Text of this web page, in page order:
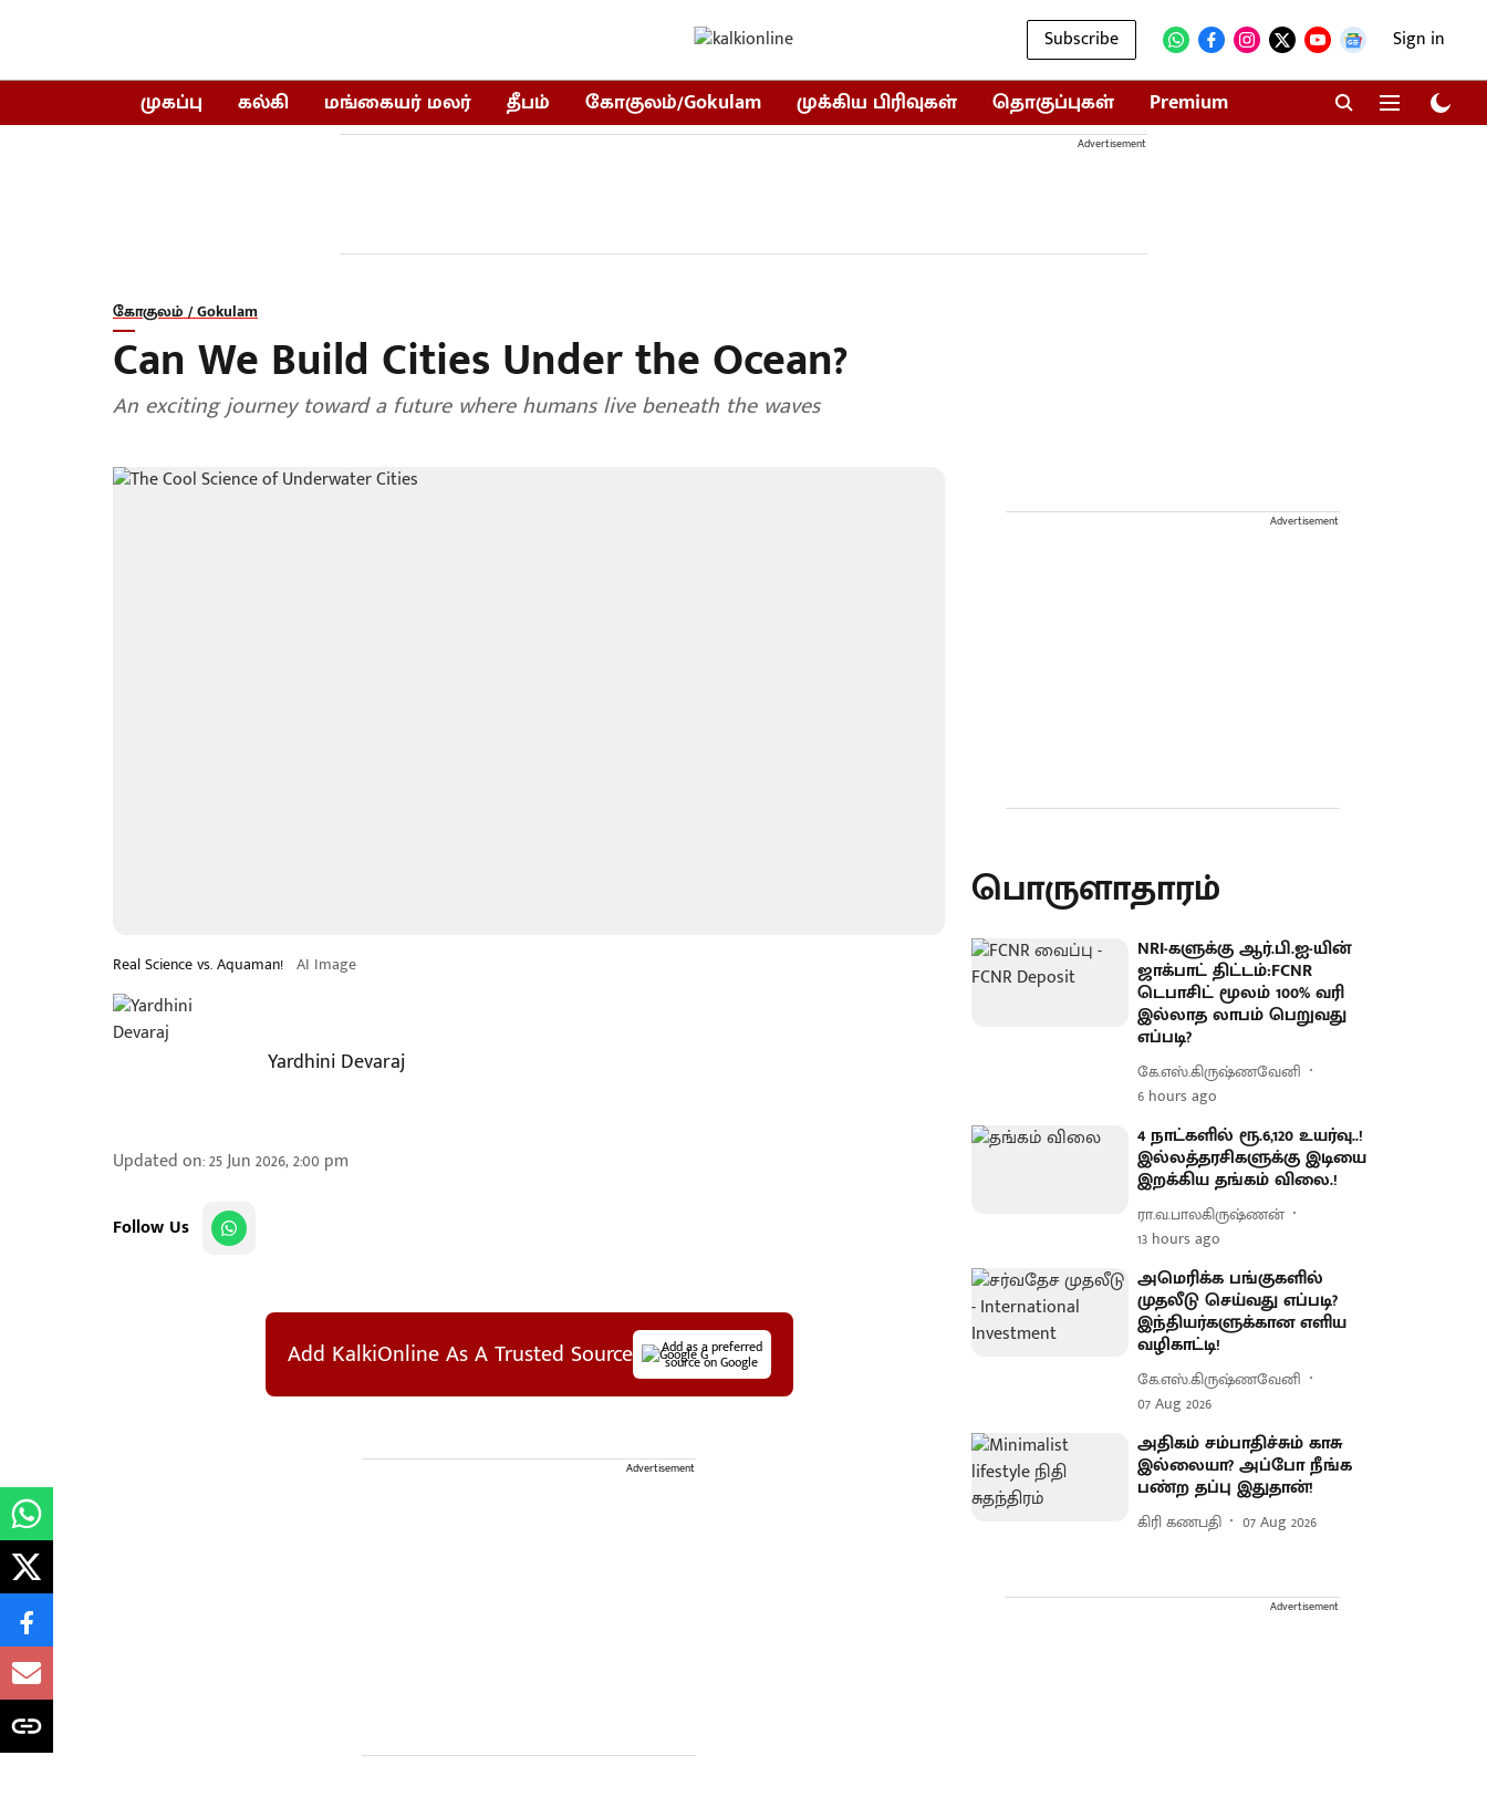
Subscribe Sign in
முகப்பு கல்கி மங்கையர் மலர் தீபம் கோகுலம்/Gokulam முக்கிய பிரிவுகள் தொகுப்புகள் Premium
Advertisement
கோகுலம் / Gokulam
Can We Build Cities Under the Ocean?
An exciting journey toward a future where humans live beneath the waves
Real Science vs. Aquaman! AI Image
Yardhini Devaraj
Updated on:25 Jun 2026, 2:00 pm
Follow Us
Add KalkiOnline As A Trusted Source Add as a preferred
source on Google
Advertisement
Advertisement
பொருளாதாரம்
NRI-களுக்கு ஆர்.பி.ஐ-யின்
ஜாக்பாட் திட்டம்:FCNR
டெபாசிட் மூலம் 100% வரி
இல்லாத லாபம் பெறுவது
எப்படி?
கே.எஸ்.கிருஷ்ணவேனி
6 hours ago
4 நாட்களில் ரூ.6,120 உயர்வு..!
இல்லத்தரசிகளுக்கு இடியை
இறக்கிய தங்கம் விலை.!
ரா.வ.பாலகிருஷ்ணன்
13 hours ago
அமெரிக்க பங்குகளில்
முதலீடு செய்வது எப்படி?
இந்தியர்களுக்கான எளிய
வழிகாட்டி!
கே.எஸ்.கிருஷ்ணவேனி
07 Aug 2026
அதிகம் சம்பாதிச்சும் காசு
இல்லையா? அப்போ நீங்க
பண்ற தப்பு இதுதான்!
கிரி கணபதி 07 Aug 2026
Advertisement